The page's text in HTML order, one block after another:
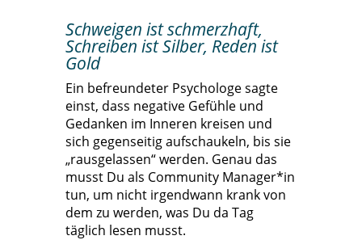
Schweigen ist schmerzhaft,
Schreiben ist Silber, Reden ist
Gold
Ein befreundeter Psychologe sagte
einst, dass negative Gefühle und
Gedanken im Inneren kreisen und
sich gegenseitig aufschaukeln, bis sie
„rausgelassen“ werden. Genau das
musst Du als Community Manager*in
tun, um nicht irgendwann krank von
dem zu werden, was Du da Tag
täglich lesen musst.